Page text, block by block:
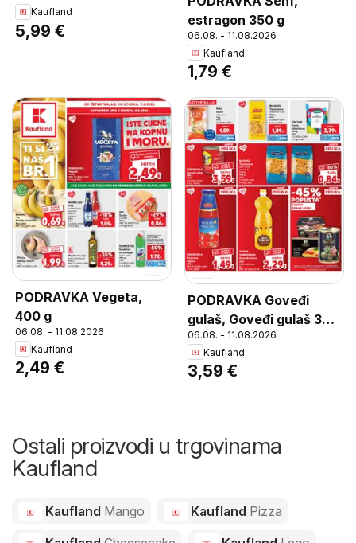
Kaufland
5,99 €
estragon 350 g
06.08. - 11.08.2026
Kaufland
1,79 €
PODRAVKA Vegeta,
400 g
06.08. - 11.08.2026
Kaufland
2,49 €
PODRAVKA Goveđi
gulaš, Goveđi gulaš 300
g
06.08. - 11.08.2026
Kaufland
3,59 €
Ostali proizvodi u trgovinama
Kaufland
Kaufland Mango Kaufland Pizza